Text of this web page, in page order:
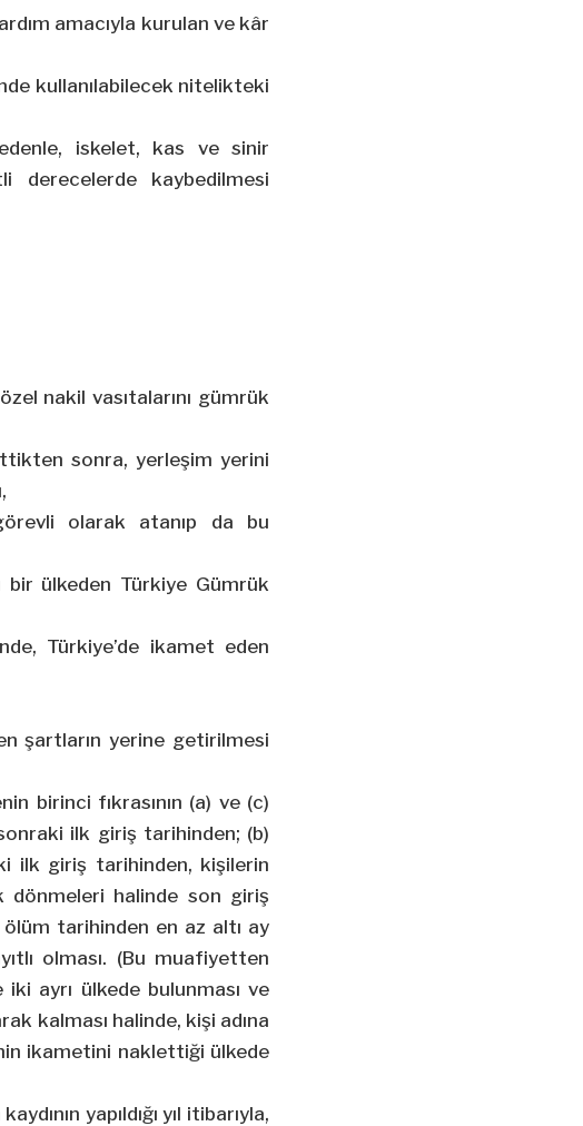
amacıyla kurulan ve kâr
kullanılabilecek nitelikteki
iskelet, kas ve sinir
derecelerde kaybedilmesi
nakil vasıtalarını gümrük
sonra, yerleşim yerini
olarak atanıp da bu
bir ülkeden Türkiye Gümrük
Türkiye’de ikamet eden
şartların yerine getirilmesi
birinci fıkrasının (a) ve (c)
ilk giriş tarihinden; (b)
ilk giriş tarihinden, kişilerin
dönmeleri halinde son giriş
tarihinden en az altı ay
olması. (Bu muafiyetten
ayrı ülkede bulunması ve
kalması halinde, kişi adına
ikametini naklettiği ülkede
yapıldığı yıl itibarıyla,